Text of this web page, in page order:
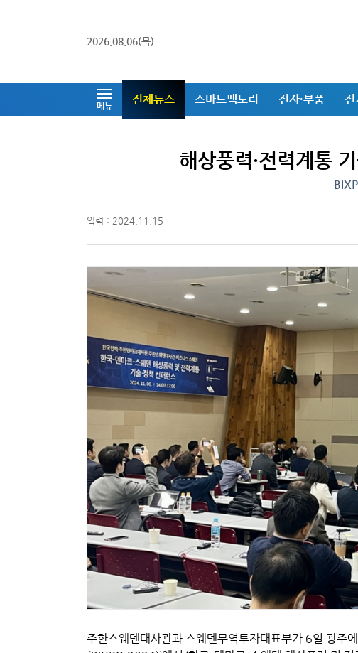
2026.08.06(목)
메뉴 전체뉴스 스마트팩토리 전자·부품 전
해상풍력·전력계통
입력 : 2024.11.15
주한스웨덴대사관과 스웨덴무역투자대표부가 6일 광주